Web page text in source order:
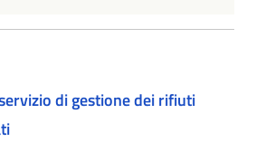
di gestione dei rifiuti